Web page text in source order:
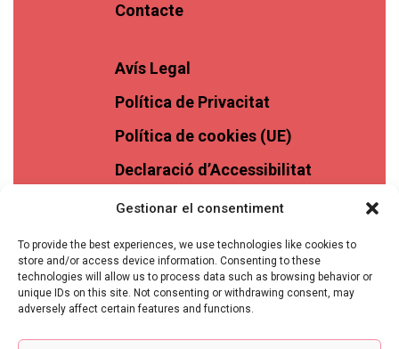
Gestionar el consentiment
To provide the best experiences, we use technologies like cookies to
store and/or access device information. Consenting to these
technologies will allow us to process data such as browsing behavior or
unique IDs on this site. Not consenting or withdrawing consent, may
adversely affect certain features and functions.
Contacte
Avís Legal
Política de Privacitat
Política de cookies (UE)
Declaració d’Accessibilitat